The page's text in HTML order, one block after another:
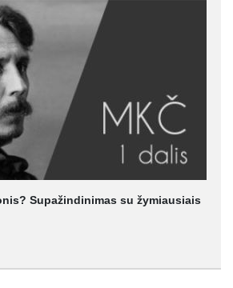
Supažindinimas su žymiausiais